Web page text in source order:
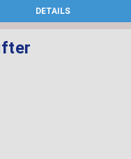
DETAILS